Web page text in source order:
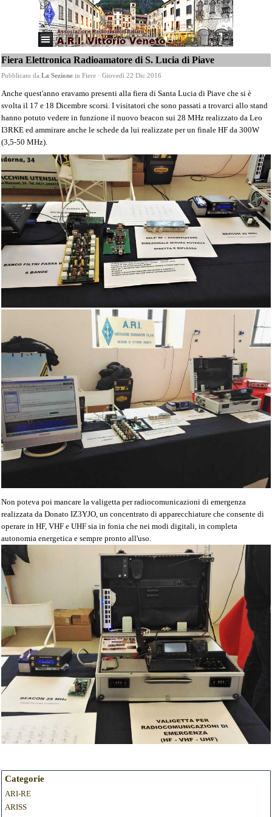
Fiera Elettronica Radioamatore di S. Lucia di Piave
Pubblicato da La Sezione in Fiere · Giovedì 22 Dic 2016
Anche quest'anno eravamo presenti alla fiera di Santa Lucia di Piave che si è
svolta il 17 e 18 Dicembre scorsi. I visitatori che sono passati a trovarci allo stand
hanno potuto vedere in funzione il nuovo beacon sui 28 MHz realizzato da Leo
I3RKE ed ammirare anche le schede da lui realizzate per un finale HF da 300W
(3,5-50 MHz).
Non poteva poi mancare la valigetta per radiocomunicazioni di emergenza
realizzata da Donato IZ3YJO, un concentrato di apparecchiature che consente di
operare in HF, VHF e UHF sia in fonia che nei modi digitali, in completa
autonomia energetica e sempre pronto all'uso.
Categorie
ARI-RE
ARISS